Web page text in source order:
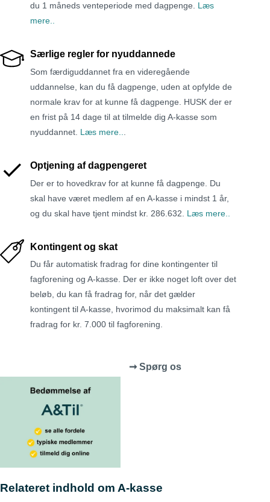
du 1 måneds venteperiode med dagpenge. Læs
mere..
Særlige regler for nyuddannede
Som færdiguddannet fra en videregående
uddannelse, kan du få dagpenge, uden at opfylde de
normale krav for at kunne få dagpenge. HUSK der er
en frist på 14 dage til at tilmelde dig A-kasse som
nyuddannet. Læs mere..
Optjening af dagpengeret
Der er to hovedkrav for at kunne få dagpenge. Du
skal have været medlem af en A-kasse i mindst 1 år,
og du skal have tjent mindst kr. 286.632. Læs mere..
Kontingent og skat
Du får automatisk fradrag for dine kontingenter til
fagforening og A-kasse. Der er ikke noget loft over det
beløb, du kan få fradrag for, når det gælder
kontingent til A-kasse, hvorimod du maksimalt kan få
fradrag for kr. 7.000 til fagforening.
➞ Spørg os
Relateret indhold om A-kasse